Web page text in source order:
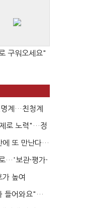
구워오세요"
계…친청계
로 노력"…정
에 또 만난다…
…'보관·평가·
높여
들어와요"…